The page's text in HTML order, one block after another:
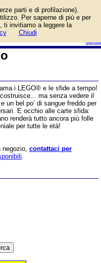
guida
This! - Lego e prezzo di
vendita. Prodotto da
i LEGO® e le sfide a tempo!
ma senza vedere il
un bel po’ di sangue freddo per
E occhio alle carte sfida:
renderà tutto ancora più folle
per tutte le età!
negozio, contattaci per
.
parti e di profilazione).
Per saperne di più e per
ti invitiamo a leggere la
Chiudi